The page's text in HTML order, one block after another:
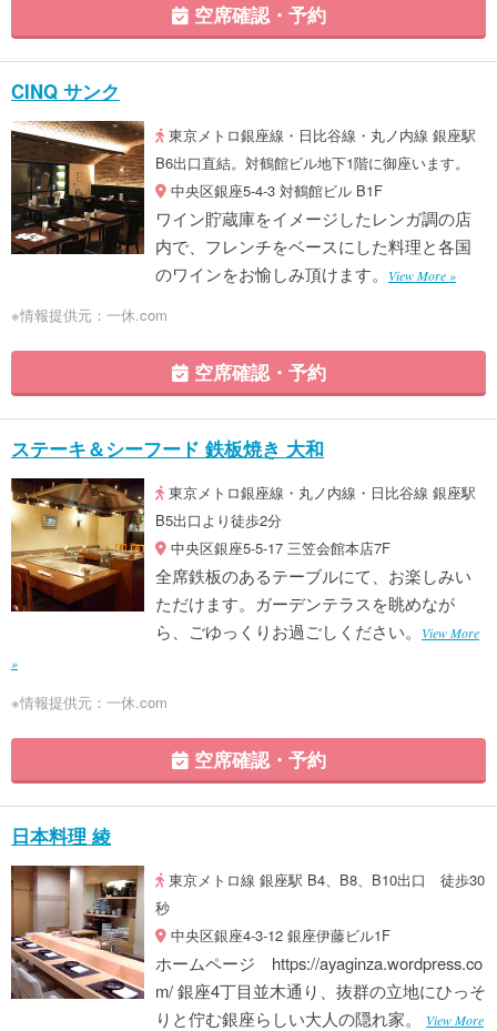
空席確認・予約
CINQ サンク
東京メトロ銀座線・日比谷線・丸ノ内線 銀座駅
B6出口直結。対鶴館ビル地下1階に御座います。
中央区銀座5-4-3 対鶴館ビル B1F
ワイン貯蔵庫をイメージしたレンガ調の店
内で、フレンチをベースにした料理と各国
のワインをお愉しみ頂けます。
View More »
※情報提供元：一休.com
空席確認・予約
ステーキ＆シーフード 鉄板焼き 大和
東京メトロ銀座線・丸ノ内線・日比谷線 銀座駅
B5出口より徒歩2分
中央区銀座5-5-17 三笠会館本店7F
全席鉄板のあるテーブルにて、お楽しみい
ただけます。ガーデンテラスを眺めなが
ら、ごゆっくりお過ごしください。
View More
»
※情報提供元：一休.com
空席確認・予約
日本料理 綾
東京メトロ線 銀座駅 B4、B8、B10出口 徒歩30
秒
中央区銀座4-3-12 銀座伊藤ビル1F
ホームページ https://ayaginza.wordpress.co
m/ 銀座4丁目並木通り、抜群の立地にひっそ
りと佇む銀座らしい大人の隠れ家。
View More